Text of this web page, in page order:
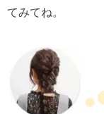
てみてね。